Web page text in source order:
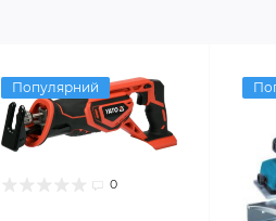
Популярний
0